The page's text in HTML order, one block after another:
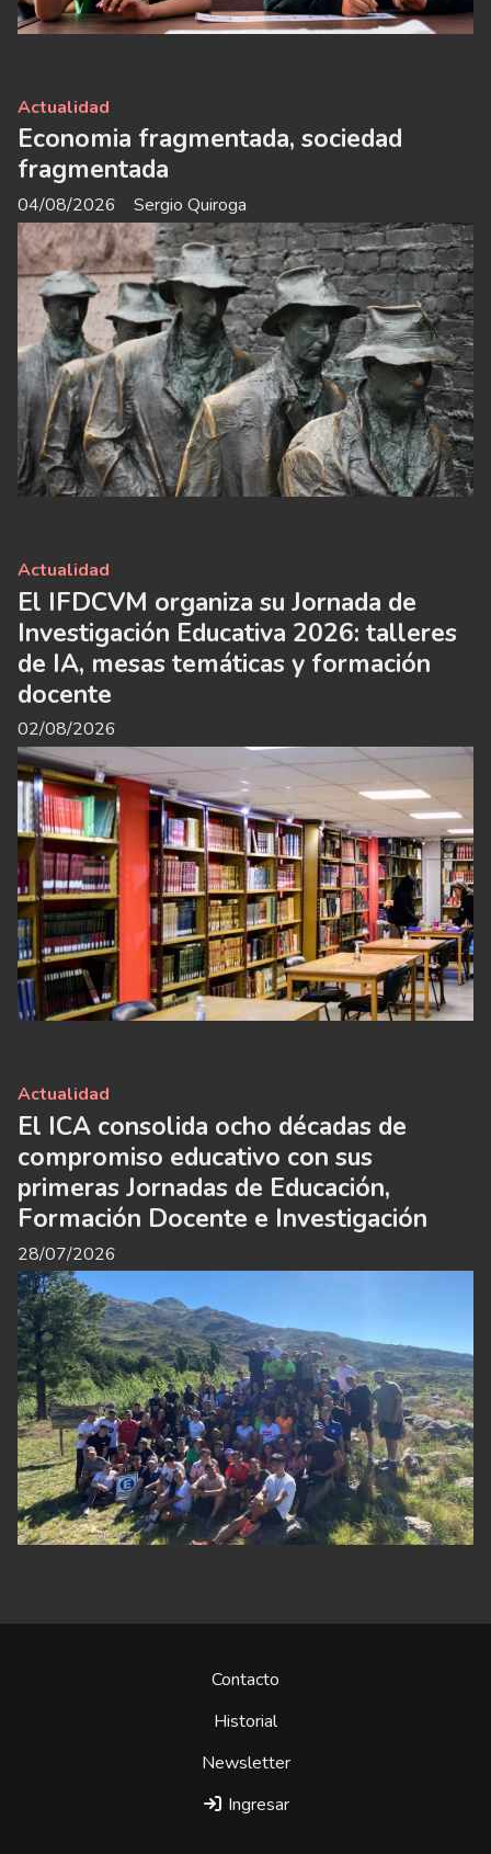
Economia fragmentada, sociedad
fragmentada
Sergio Quiroga
Actualidad
04/08/2026
El IFDCVM organiza su Jornada de
Investigación Educativa 2026: talleres
de IA, mesas temáticas y formación
docente
Actualidad
02/08/2026
El ICA consolida ocho décadas de
compromiso educativo con sus
primeras Jornadas de Educación,
Formación Docente e Investigación
Actualidad
28/07/2026
Contacto
Historial
Newsletter
Ingresar